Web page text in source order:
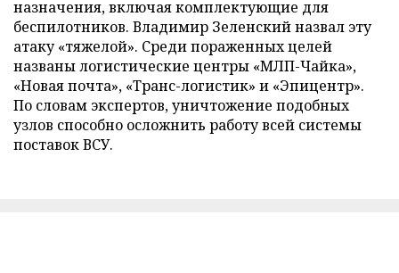
назначения, включая комплектующие для
беспилотников. Владимир Зеленский назвал эту
атаку «тяжелой». Среди пораженных целей
названы логистические центры «МЛП-Чайка»,
«Новая почта», «Транс-логистик» и «Эпицентр».
По словам экспертов, уничтожение подобных
узлов способно осложнить работу всей системы
поставок ВСУ.